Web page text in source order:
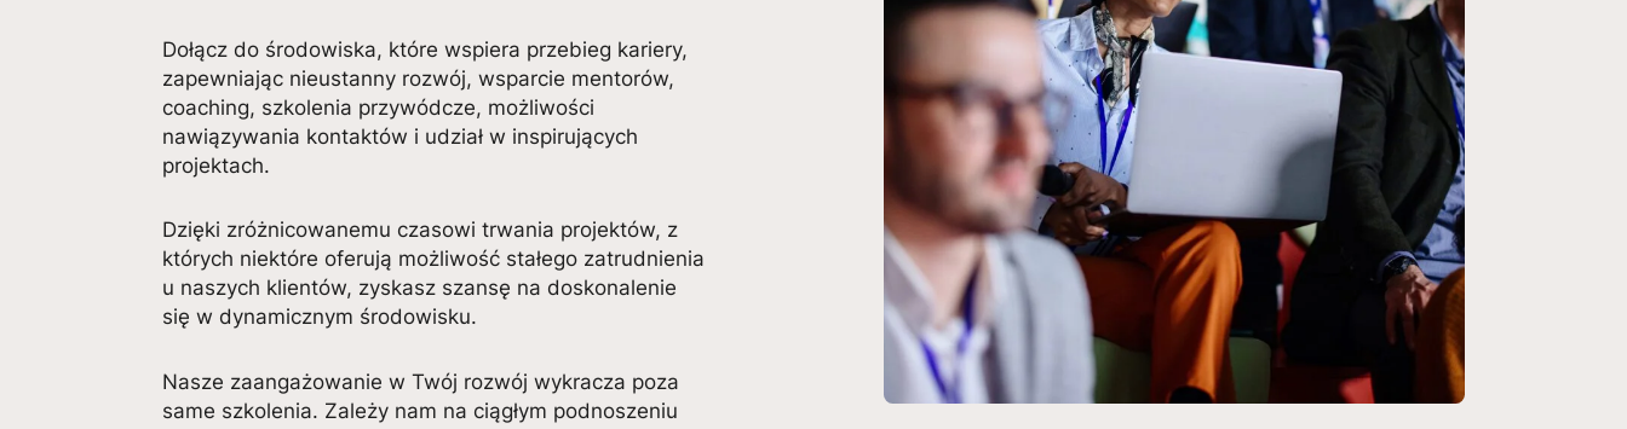
Dołącz do środowiska, które wspiera przebieg kariery,
zapewniając nieustanny rozwój, wsparcie mentorów,
coaching, szkolenia przywódcze, możliwości
nawiązywania kontaktów i udział w inspirujących
projektach.
Dzięki zróżnicowanemu czasowi trwania projektów, z
których niektóre oferują możliwość stałego zatrudnienia
u naszych klientów, zyskasz szansę na doskonalenie
się w dynamicznym środowisku.
Nasze zaangażowanie w Twój rozwój wykracza poza
same szkolenia. Zależy nam na ciągłym podnoszeniu